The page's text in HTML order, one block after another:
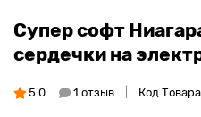
Супер софт
сердечки на
5.0 1 отзыв Код